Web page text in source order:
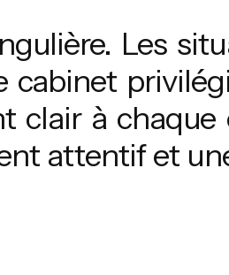
Les
cabinet
clair à chaque
attentif et